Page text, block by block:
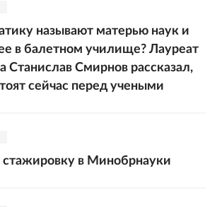
называют матерью наук и
в балетном училище? Лауреат
Станислав Смирнов рассказал,
сейчас перед учеными
стажировку в Минобрнауки